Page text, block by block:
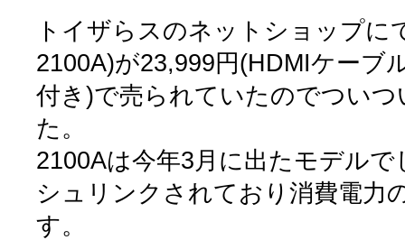
トイザらスのネットショップに
2100A)が23,999円(HDMIケーブ
付き)で売られていたのでつい
た。
2100Aは今年3月に出たモデル
シュリンクされており消費電力
す。